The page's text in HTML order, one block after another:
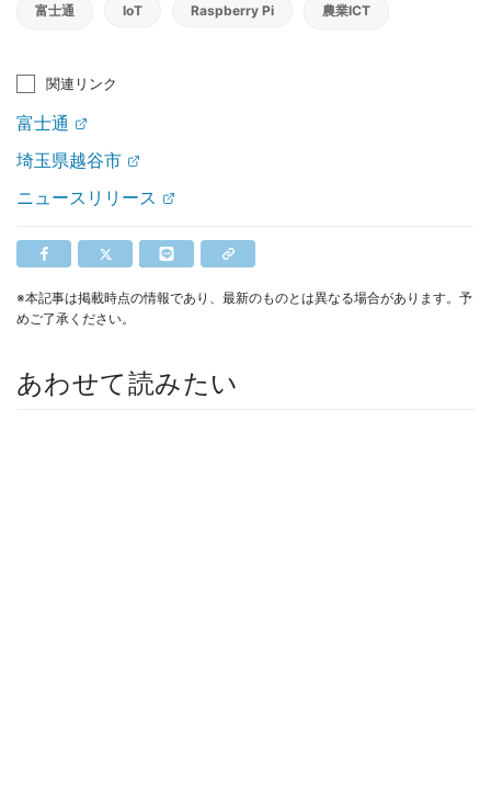
富士通 IoT Raspberry Pi 農業ICT
関連リンク
富士通
埼玉県越谷市
ニュースリリース
※本記事は掲載時点の情報であり、最新のものとは異なる場合があります。予
めご了承ください。
あわせて読みたい